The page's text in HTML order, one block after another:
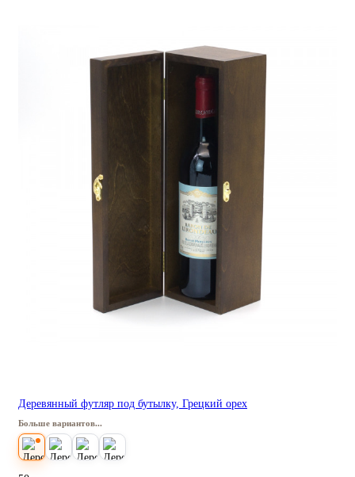
Деревянный футляр под бутылку, Грецкий орех
Больше вариантов...